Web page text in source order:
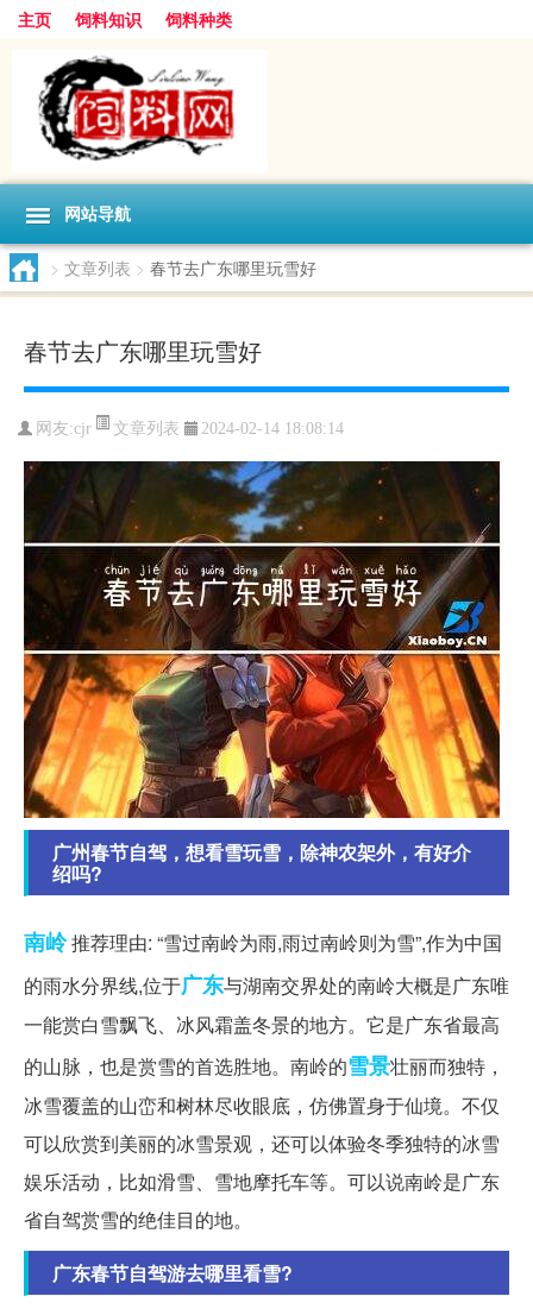
主页 饲料知识 饲料种类
网站导航
> 文章列表 > 春节去广东哪里玩雪好
春节去广东哪里玩雪好
网友:cjr 文章列表 2024-02-14 18:08:14
广州春节自驾，想看雪玩雪，除神农架外，有好介
绍吗?
南岭推荐理由: “雪过南岭为雨,雨过南岭则为雪”,作为中国
的雨水分界线,位于广东与湖南交界处的南岭大概是广东唯
一能赏白雪飘飞、冰风霜盖冬景的地方。它是广东省最高
的山脉，也是赏雪的首选胜地。南岭的雪景壮丽而独特，
冰雪覆盖的山峦和树林尽收眼底，仿佛置身于仙境。不仅
可以欣赏到美丽的冰雪景观，还可以体验冬季独特的冰雪
娱乐活动，比如滑雪、雪地摩托车等。可以说南岭是广东
省自驾赏雪的绝佳目的地。
广东春节自驾游去哪里看雪?